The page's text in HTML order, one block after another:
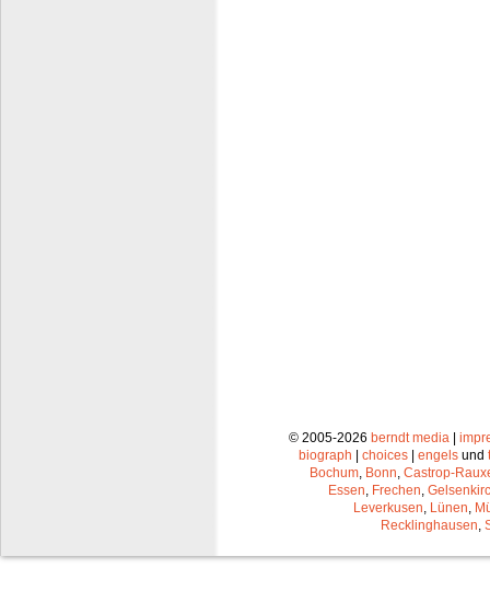
© 2005-2026 berndt media |
biograph | choices | engels und
Bochum Bonn Castrop-
Essen Frechen
Leverkusen Lünen
Recklinghausen